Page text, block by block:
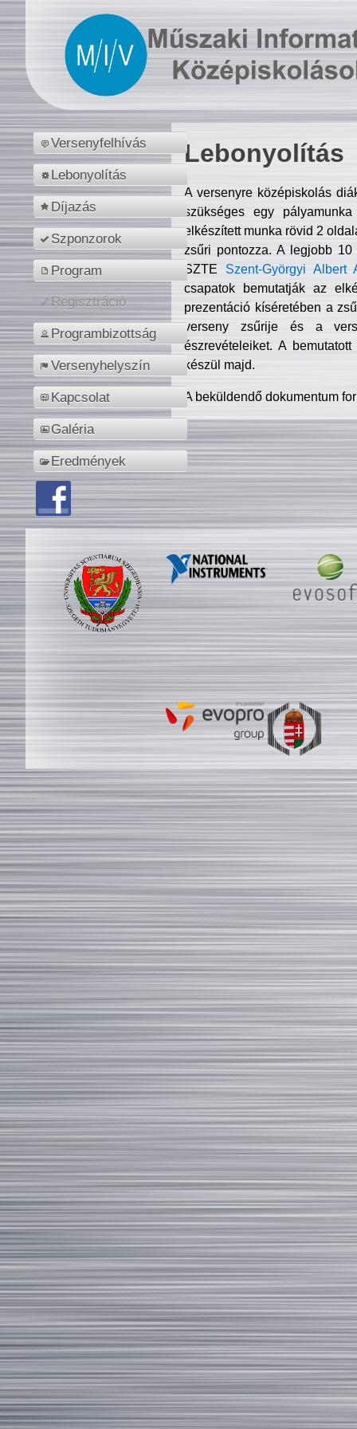
Versenyfelhívás
Lebonyolítás
Díjazás
Szponzorok
Program
Regisztráció
Programbizottság
Versenyhelyszín
Kapcsolat
Galéria
Eredmények
Lebonyolítás
A versenyre középiskolás
szükséges egy
elkészített munka rövid 2
zsűri pontozza. A legjobb
SZTE Szent-Györgyi Albert
csapatok bemutatják az
prezentáció kíséretében a
verseny zsűrije és a
észrevételeiket. A
készül majd.
A beküldendő dokumentum